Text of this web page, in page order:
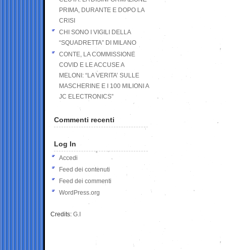
PRIMA, DURANTE E DOPO LA
CRISI
CHI SONO I VIGILI DELLA
“SQUADRETTA” DI MILANO
CONTE, LA COMMISSIONE
COVID E LE ACCUSE A
MELONI: “LA VERITA’ SULLE
MASCHERINE E I 100 MILIONI A
JC ELECTRONICS”
Commenti recenti
Log In
Accedi
Feed dei contenuti
Feed dei commenti
WordPress.org
Credits: G.I